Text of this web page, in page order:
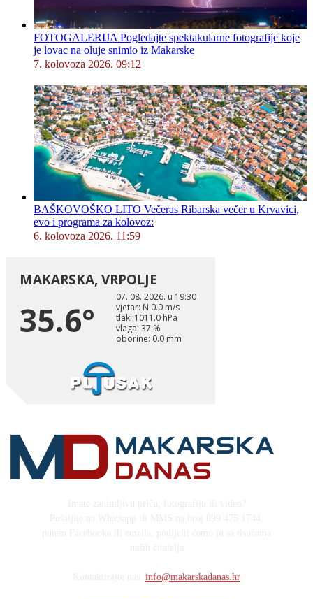
FOTOGALERIJA Pogledajte spektakularne fotografije koje
je lovac na oluje snimio iz Makarske
7. kolovoza 2026. 09:12
BAŠKOVOŠKO LITO Večeras Ribarska večer u Krvavici,
evo i programa za kolovoz:
6. kolovoza 2026. 11:59
info@makarskadanas.hr